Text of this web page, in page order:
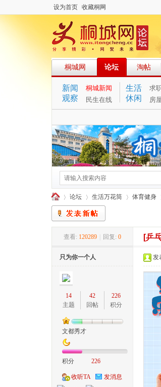
设为首页 收藏桐网
桐城网 论坛 淘帖
新闻
观察
桐城新闻
民生在线
生活
休闲
求
房
论坛
›
生活万花筒 体育健身
›
查看: 120289 回复: 0 [乒
只为你一个人
14
主题
42
回帖
226
积分
文都秀才
积分 226
收听TA
发消息
发